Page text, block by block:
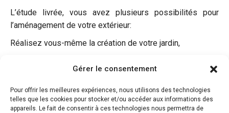
Gérer le consentement
Pour offrir les meilleures expériences, nous utilisons des technologies
telles que les cookies pour stocker et/ou accéder aux informations des
appareils. Le fait de consentir à ces technologies nous permettra de
L’étude livrée, vous avez plusieurs possibilités pour
l’aménagement de votre extérieur:
Réalisez vous-même la création de votre jardin,
paysagistes partenaires,
Confiez la maitrise d’œuvre à Bao Garden.
Nous pouvons assurer pour vous, la maitrise d’œuvre en